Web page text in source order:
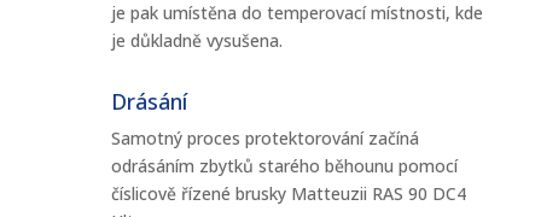
je pak umístěna do temperovací místnosti, kde
je důkladně vysušena.
Drásání
Samotný proces protektorování začíná
odrásáním zbytků starého běhounu pomocí
číslicově řízené brusky Matteuzii RAS 90 DC4